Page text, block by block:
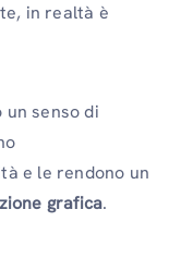
in realtà è
senso di
e le rendono un
grafica.